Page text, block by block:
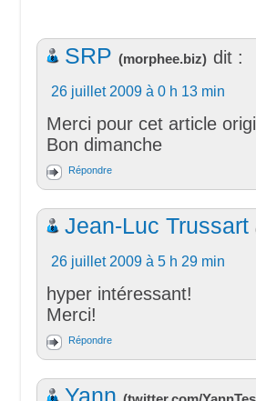
SRP (morphee.biz) dit :
26 juillet 2009 à 0 h 13 min
Merci pour cet article
Bon dimanche
Répondre
Jean-Luc Trussart
26 juillet 2009 à 5 h 29 min
hyper intéressant!
Merci!
Répondre
Yann